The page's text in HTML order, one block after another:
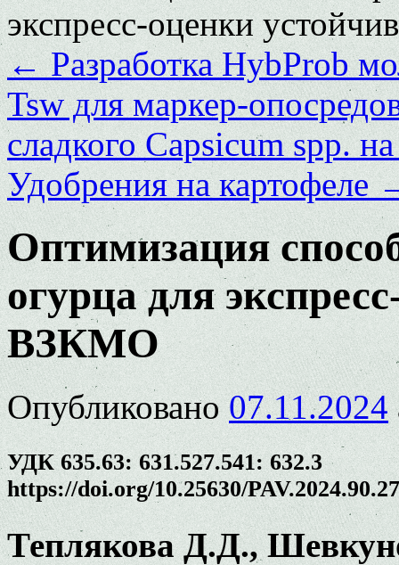
экспресс-оценки
←Разработка HybProb
Tsw для маркер-
сладкого Capsicum spp.
Удобрения на картофеле
Оптимизация
огурца для
ВЗКМО
Опубликовано 07.11.2024
УДК 635.63: 631.527.541: 632.3
https://doi.org/10.25630/
Теплякова Д.Д.,